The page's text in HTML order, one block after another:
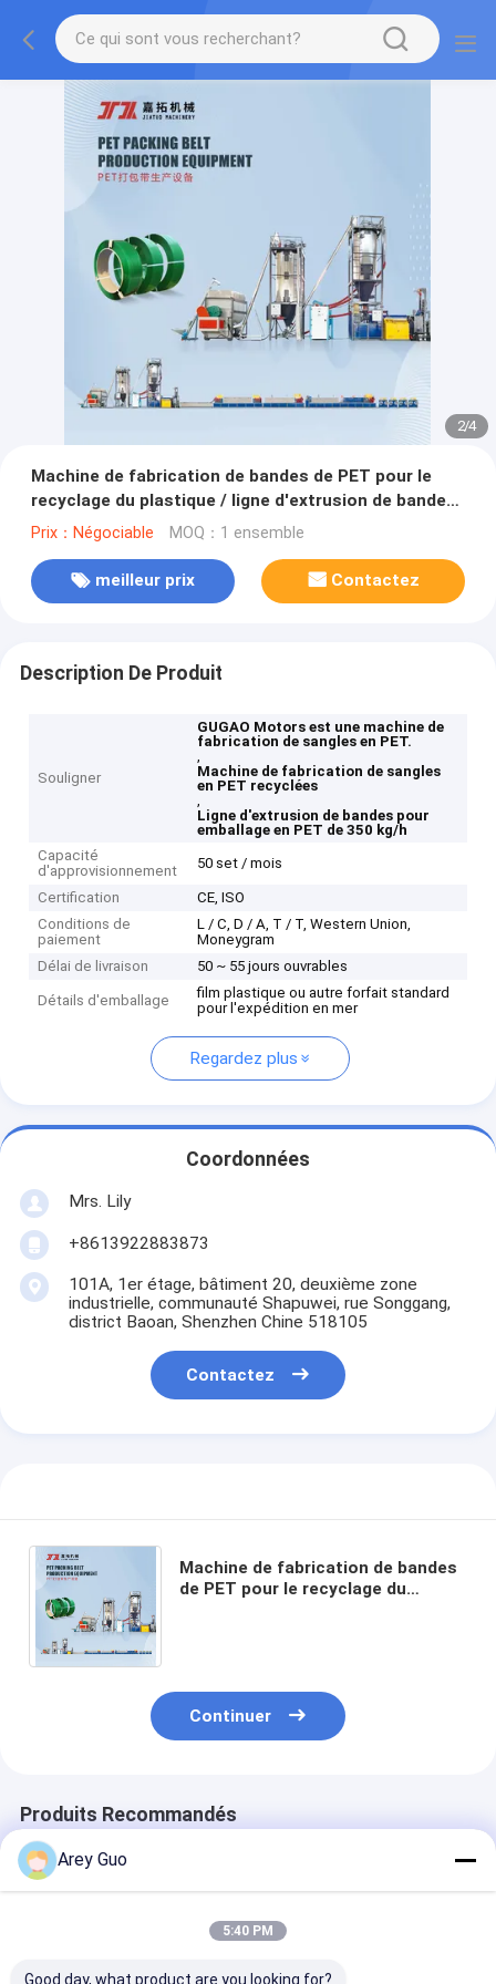
2/4
Machine de fabrication de bandes de PET pour le
recyclage du plastique / ligne d'extrusion de bande
de paquetage PET
Prix：Négociable MOQ：1 ensemble
meilleur prix Contactez
Description De Produit
Souligner
GUGAO Motors est une machine de
fabrication de sangles en PET.
,
Machine de fabrication de sangles
en PET recyclées
,
Ligne d'extrusion de bandes pour
emballage en PET de 350 kg/h
Capacité
d'approvisionnement
50 set / mois
Certification
CE, ISO
Conditions de
paiement
L / C, D / A, T / T, Western Union,
Moneygram
Délai de livraison
50 ~ 55 jours ouvrables
Détails d'emballage
film plastique ou autre forfait standard
pour l'expédition en mer
Regardez plus
Coordonnées
Mrs. Lily
+8613922883873
101A, 1er étage, bâtiment 20, deuxième zone
industrielle, communauté Shapuwei, rue Songgang,
district Baoan, Shenzhen Chine 518105
Contactez
Machine de fabrication de bandes
de PET pour le recyclage du
Continuer
Produits Recommandés
Arey Guo
5:40 PM
Good day, what product are you looking for?